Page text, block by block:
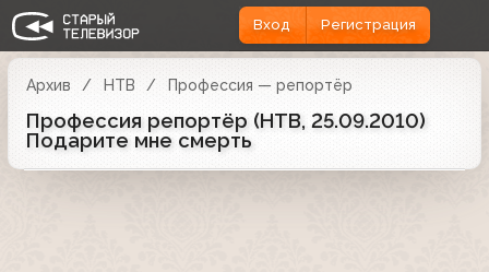
Вход Регистрация
Архив НТВ Профессия — репортёр
Профессия репортёр (НТВ, 25.09.2010)
Подарите мне смерть